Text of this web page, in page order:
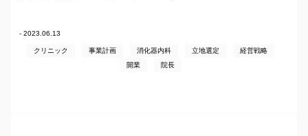
- 2023.06.13
クリニック 事業計画 消化器内科 立地選定
経営戦略
開業
院長